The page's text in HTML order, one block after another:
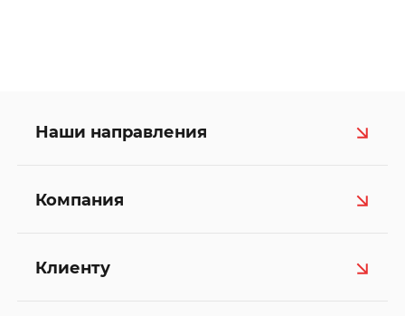
Наши направления
Компания
Клиенту